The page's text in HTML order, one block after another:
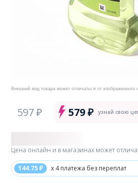
Внешний вид товара может отличаться от изображенного
597 ₽ 579 ₽ узнай свою
144.75 ₽ x 4 платежа без переплат
Цена онлайн и в магазинах может